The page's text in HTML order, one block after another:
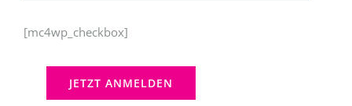
[mc4wp_checkbox]